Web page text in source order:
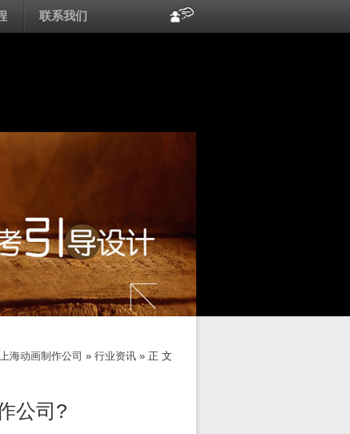
联系我们
上海动画制作公司 » 行业资讯 » 正 文
公司?